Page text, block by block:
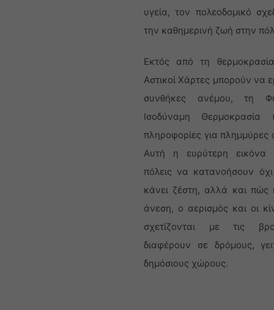
υγεία, τον πολεοδομικό
την καθημερινή ζωή στην
Εκτός από τη
Αστικοί Χάρτες μπορούν να
συνθήκες ανέμου, τη
Ισοδύναμη Θερμοκρασία
πληροφορίες για πλημμύρες
Αυτή η ευρύτερη εικόνα
πόλεις να κατανοήσουν
κάνει ζέστη, αλλά και πώς
άνεση, ο αερισμός και οι
σχετίζονται με τις
διαφέρουν σε δρόμους,
δημόσιους χώρους.